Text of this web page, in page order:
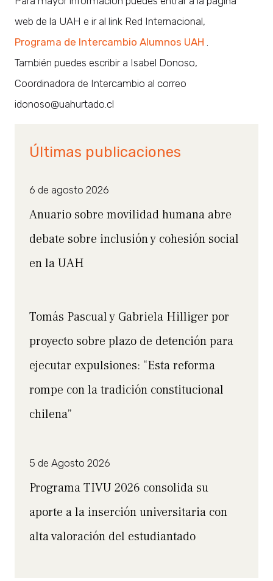
web de la UAH e ir al link Red Internacional,
Programa de Intercambio Alumnos UAH
También puedes escribir a Isabel Donoso,
Coordinadora de Intercambio al correo
idonoso@uahurtado.cl
Últimas publicaciones
6 de agosto 2026
Anuario sobre movilidad humana abre
debate sobre inclusión y cohesión social
en la UAH
Tomás Pascual y Gabriela Hilliger por
proyecto sobre plazo de detención para
ejecutar expulsiones: “Esta reforma
rompe con la tradición constitucional
chilena”
5 de Agosto 2026
Programa TIVU 2026 consolida su
aporte a la inserción universitaria con
alta valoración del estudiantado